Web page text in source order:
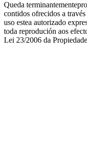
Queda
contidos ofrecidos a
uso estea autorizado
toda reprodución aos
Lei 23/2006 da